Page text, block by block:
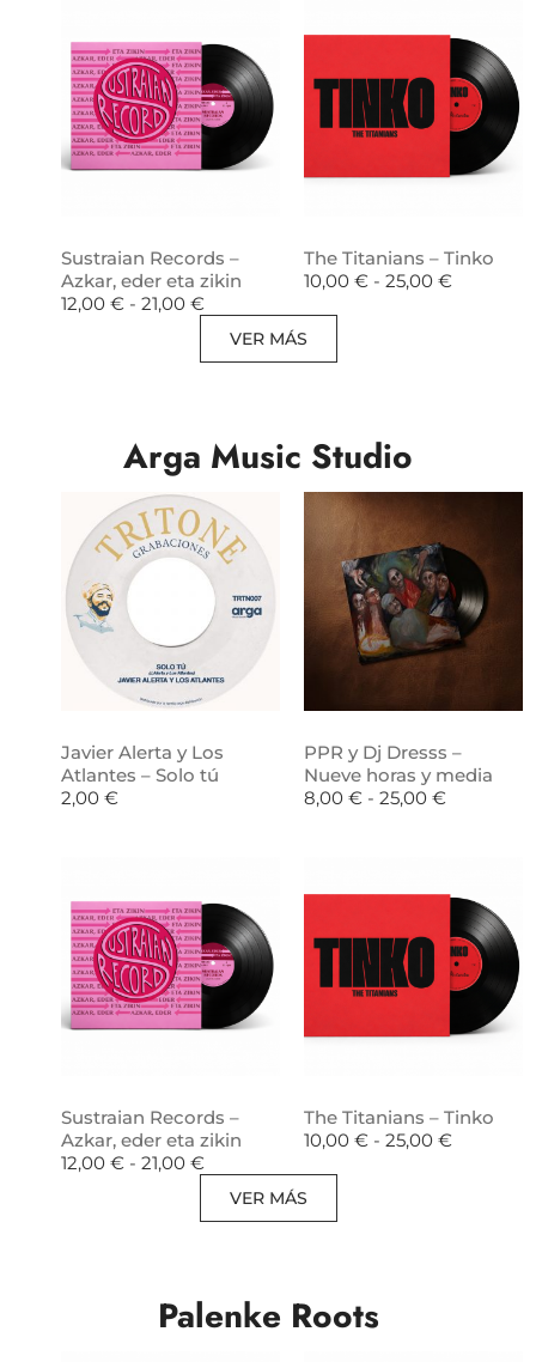
Sustraian Records –
Azkar, eder eta zikin
12,00 € - 21,00 €
The Titanians – Tinko
10,00 € - 25,00 €
VER MÁS
Arga Music Studio
Javier Alerta y Los
Atlantes – Solo tú
2,00 €
PPR y Dj Dresss –
Nueve horas y media
8,00 € - 25,00 €
Sustraian Records –
Azkar, eder eta zikin
12,00 € - 21,00 €
The Titanians – Tinko
10,00 € - 25,00 €
VER MÁS
Palenke Roots